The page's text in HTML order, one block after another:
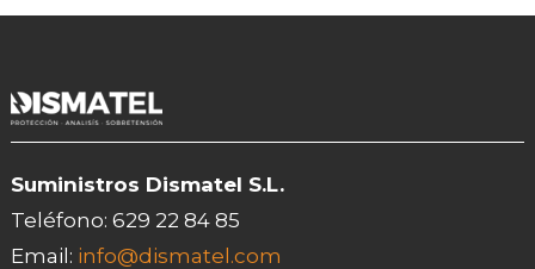
Suministros Dismatel S.L.
Teléfono: 629 22 84 85
Email: info@dismatel.com